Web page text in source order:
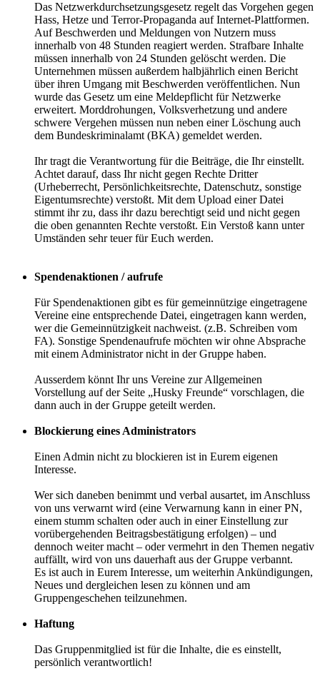
Das Netzwerkdurchsetzungsgesetz regelt das Vorgehen gegen
Hass, Hetze und Terror-Propaganda auf Internet-Plattformen.
Auf Beschwerden und Meldungen von Nutzern muss
innerhalb von 48 Stunden reagiert werden. Strafbare Inhalte
müssen innerhalb von 24 Stunden gelöscht werden. Die
Unternehmen müssen außerdem halbjährlich einen Bericht
über ihren Umgang mit Beschwerden veröffentlichen. Nun
wurde das Gesetz um eine Meldepflicht für Netzwerke
erweitert. Morddrohungen, Volksverhetzung und andere
schwere Vergehen müssen nun neben einer Löschung auch
dem Bundeskriminalamt (BKA) gemeldet werden.
Ihr tragt die Verantwortung für die Beiträge, die Ihr einstellt.
Achtet darauf, dass Ihr nicht gegen Rechte Dritter
(Urheberrecht, Persönlichkeitsrechte, Datenschutz, sonstige
Eigentumsrechte) verstoßt. Mit dem Upload einer Datei
stimmt ihr zu, dass ihr dazu berechtigt seid und nicht gegen
die oben genannten Rechte verstoßt. Ein Verstoß kann unter
Umständen sehr teuer für Euch werden.
Spendenaktionen / aufrufe
Für Spendenaktionen gibt es für gemeinnützige eingetragene
Vereine eine entsprechende Datei, eingetragen kann werden,
wer die Gemeinnützigkeit nachweist. (z.B. Schreiben vom
FA). Sonstige Spendenaufrufe möchten wir ohne Absprache
mit einem Administrator nicht in der Gruppe haben.
Ausserdem könnt Ihr uns Vereine zur Allgemeinen
Vorstellung auf der Seite „Husky Freunde“ vorschlagen, die
dann auch in der Gruppe geteilt werden.
Blockierung eines Administrators
Einen Admin nicht zu blockieren ist in Eurem eigenen
Interesse.
Wer sich daneben benimmt und verbal ausartet, im Anschluss
von uns verwarnt wird (eine Verwarnung kann in einer PN,
einem stumm schalten oder auch in einer Einstellung zur
vorübergehenden Beitragsbestätigung erfolgen) – und
dennoch weiter macht – oder vermehrt in den Themen negativ
auffällt, wird von uns dauerhaft aus der Gruppe verbannt.
Es ist auch in Eurem Interesse, um weiterhin Ankündigungen,
Neues und dergleichen lesen zu können und am
Gruppengeschehen teilzunehmen.
Haftung
Das Gruppenmitglied ist für die Inhalte, die es einstellt,
persönlich verantwortlich!